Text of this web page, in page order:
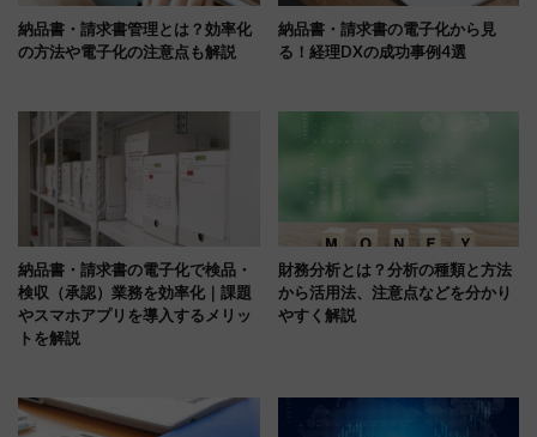
納品書・請求書管理とは？効率化
の方法や電子化の注意点も解説
納品書・請求書の電子化から見
る！経理DXの成功事例4選
納品書・請求書の電子化で検品・
検収（承認）業務を効率化｜課題
やスマホアプリを導入するメリッ
トを解説
財務分析とは？分析の種類と方法
から活用法、注意点などを分かり
やすく解説